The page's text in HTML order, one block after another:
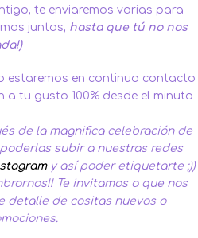
te enviaremos varias para
juntas, hasta que tú no nos
estaremos en continuo contacto
tu gusto 100% desde el minuto
de la magnifica celebración de
subir a nuestras redes
y así poder etiquetarte ;))
Te invitamos a que nos
detalle de cositas nuevas o